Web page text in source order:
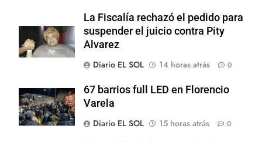
La Fiscalía rechazó el pedido para
suspender el juicio contra Pity
Alvarez
Diario EL SOL
14 horas atrás 0
67 barrios full LED en Florencio
Varela
Diario EL SOL
15 horas atrás 0